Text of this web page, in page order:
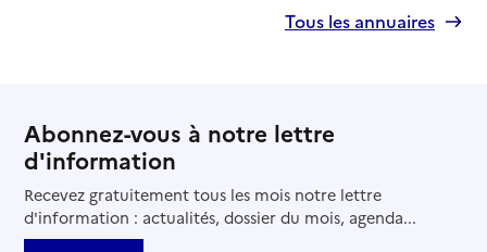
Tous les annuaires
Abonnez-vous à notre lettre
d'information
Recevez gratuitement tous les mois notre lettre
d'information : actualités, dossier du mois, agenda...